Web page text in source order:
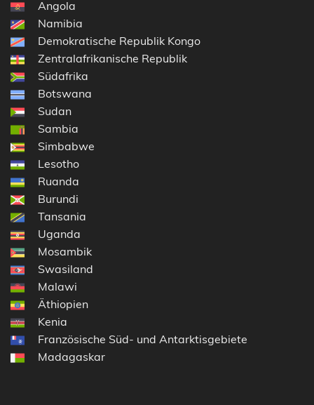
Angola
Namibia
Demokratische Republik Kongo
Zentralafrikanische Republik
Südafrika
Botswana
Sudan
Sambia
Simbabwe
Lesotho
Ruanda
Burundi
Tansania
Uganda
Mosambik
Swasiland
Malawi
Äthiopien
Kenia
Französische Süd- und Antarktisgebiete
Madagaskar